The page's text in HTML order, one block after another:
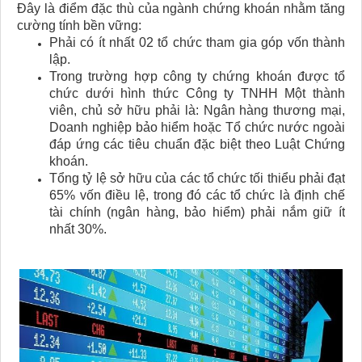
Đây là điểm đặc thù của ngành chứng khoán nhằm tăng
cường tính bền vững:
Phải có ít nhất 02 tổ chức tham gia góp vốn thành
lập.
Trong trường hợp công ty chứng khoán được tổ
chức dưới hình thức Công ty TNHH Một thành
viên, chủ sở hữu phải là: Ngân hàng thương mại,
Doanh nghiệp bảo hiểm hoặc Tổ chức nước ngoài
đáp ứng các tiêu chuẩn đặc biệt theo Luật Chứng
khoán.
Tổng tỷ lệ sở hữu của các tổ chức tối thiểu phải đạt
65% vốn điều lệ, trong đó các tổ chức là định chế
tài chính (ngân hàng, bảo hiểm) phải nắm giữ ít
nhất 30%.